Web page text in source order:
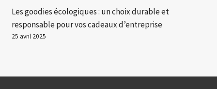
Les goodies écologiques : un choix durable et
responsable pour vos cadeaux d’entreprise
25 avril 2025